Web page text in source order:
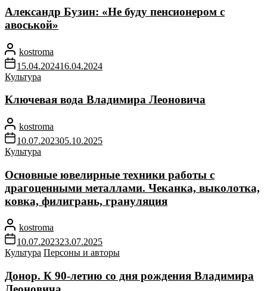
Александр Бузин: «Не буду пенсионером с
авоськой»
kostroma
15.04.202416.04.2024
Культура
Ключевая вода Владимира Леоновича
kostroma
10.07.202305.10.2025
Культура
Основные ювелирные техники работы с
драгоценными металлами. Чеканка, выколотка,
ковка, филигрань, грануляция
kostroma
10.07.202323.07.2025
Культура Персоны и авторы
Донор. К 90-летию со дня рождения Владимира